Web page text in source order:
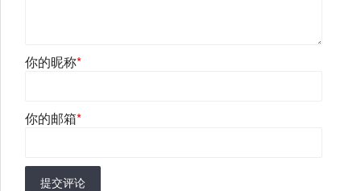
你的昵称*
你的邮箱*
提交评论